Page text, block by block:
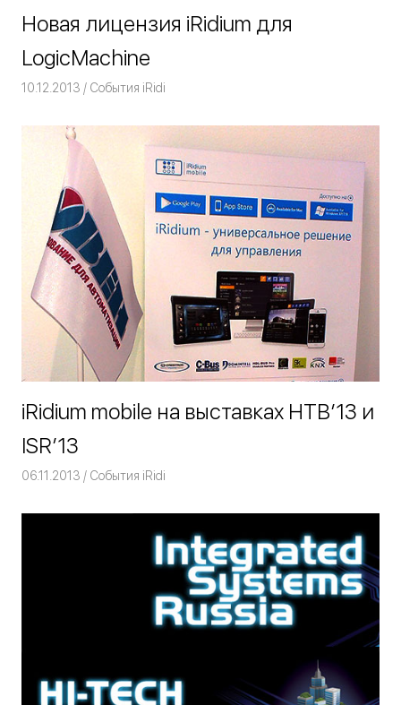
Новая лицензия iRidium для
LogicMachine
10.12.2013 Команда iRidium mobile
События iRidi
iRidium mobile на выставках HTB’13 и
ISR’13
06.11.2013 Команда iRidium mobile
События iRidi